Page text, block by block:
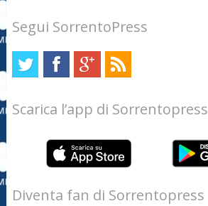
Segui SorrentoPress
Scarica l’app di Sorrentopress
Diventa fan di Sorrentopress